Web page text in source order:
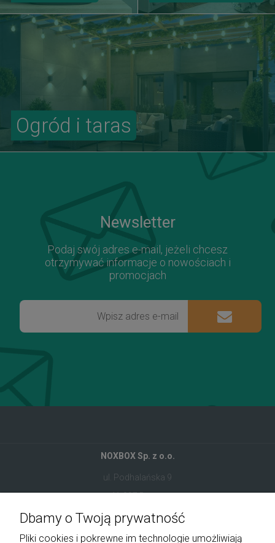
Ogród i taras
Newsletter
Podaj swój adres e-mail, jeżeli chcesz
otrzymywać informacje o nowościach i
promocjach
NOXBOX Sp. z o.o.
ul. Podhalańska 9
41-907 Bytom
+48 534 555 344
Dbamy o Twoją prywatność
Pliki cookies i pokrewne im technologie umożliwiają